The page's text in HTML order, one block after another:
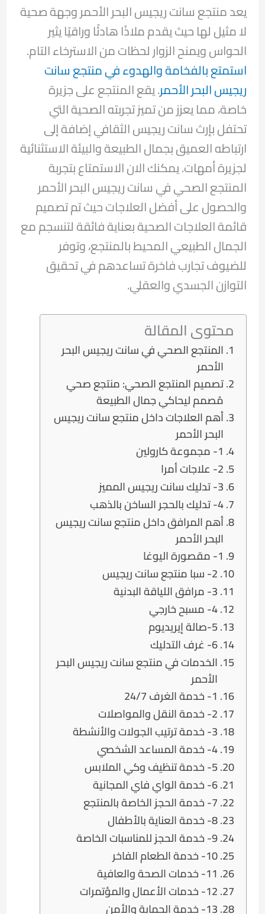
يعد منتجع سانت ريجيس البحر الأحمر وجهة صحية
لا مثيل لها حيث يقدم ملاذًا هادئًا وراقيًا يثير
الحواس ويمنح الزوار لحظات من الاسترخاء التام.
استمتع بالفخامة والهدوء في منتجع سانت
ريجيس البحر الأحمر. يقع المنتجع على جزيرة
خاصة، مما يعزز من تميز تجربته الصحية التي
تحتفل بإرث سانت ريجيس الثقافي إضافة إلى
ارتباطه العميق بجمال الطبيعة والبيئة الاستثنائية
لجزيرة أمهات. يمكنك الان الاستمتاع بتجربة
المنتجع الصحي في سانت ريجيس البحر الأحمر
والحصول على أفضل العلاجات حيث تم تصميم
قائمة العلاجات الصحية بعناية فائقة لتنسجم مع
الجمال الطبيعي المحيط بالمنتجع، وتوفر
للضيوف تجارب فاخرة تساعدهم في تحقيق
التوازن الجسدي والعقلي.
محتوى المقالة
المنتجع الصحي في سانت ريجيس البحر
الأحمر
تصميم المنتجع الصحي: منتجع صحي
مُصمم ليحاكي جمال الطبيعة
أهم العلاجات داخل منتجع سانت ريجيس
البحر الأحمر
1- مجموعة كارولين
2- علاجات أمرا
3- تدليك سانت ريجيس المميز
4- تدليك بالحجر الساخن بالذهب
أهم المرافق داخل منتجع سانت ريجيس
البحر الأحمر
1- مقصورة اليوغا
2- سبا منتجع سانت ريجيس
3- مرافق اللياقة البدنية
4- مسبح خارجي
5-صالة إيريديوم
6- غرف التدليك
الخدمات في منتجع سانت ريجيس البحر
الأحمر
1- خدمة الغرف 24/7
2- خدمة النقل والمواصلات
3- خدمة ترتيب الجولات والأنشطة
4- خدمة المساعد الشخصي
5- خدمة تنظيف وكي الملابس
6- خدمة الواي فاي المجانية
7- خدمة الحجز الخاصة بالمنتجع
8- خدمة العناية بالأطفال
9- خدمة الحجز للمناسبات الخاصة
10- خدمة الطعام الفاخر
11- خدمات الصحة والعافية
12- خدمات الأعمال والمؤتمرات
13- خدمة الحماية والأمن